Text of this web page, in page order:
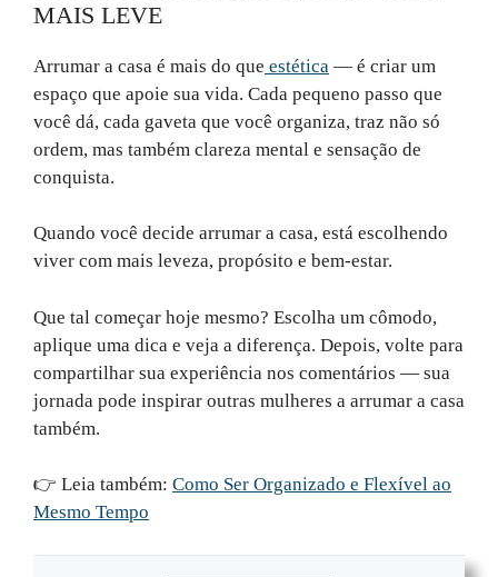
MAIS LEVE
Arrumar a casa é mais do que estética — é criar um
espaço que apoie sua vida. Cada pequeno passo que
você dá, cada gaveta que você organiza, traz não só
ordem, mas também clareza mental e sensação de
conquista.
Quando você decide arrumar a casa, está escolhendo
viver com mais leveza, propósito e bem-estar.
Que tal começar hoje mesmo? Escolha um cômodo,
aplique uma dica e veja a diferença. Depois, volte para
compartilhar sua experiência nos comentários — sua
jornada pode inspirar outras mulheres a arrumar a casa
também.
👉 Leia também: Como Ser Organizado e Flexível ao
Mesmo Tempo